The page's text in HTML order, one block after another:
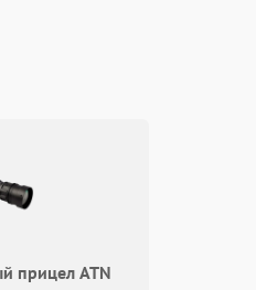
→
прицел ATN